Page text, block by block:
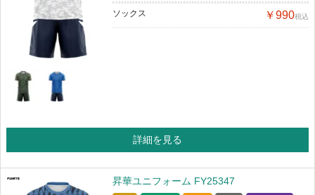
ソックス ￥990税込
詳細を見る
昇華ユニフォーム FY25347